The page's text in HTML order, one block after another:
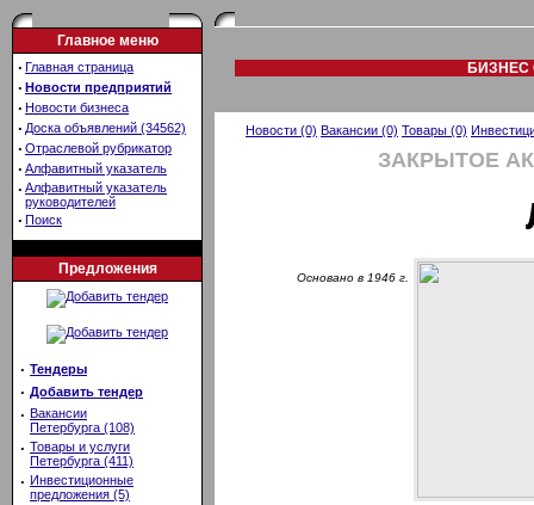
Главное меню
· Главная страница
· Новости предприятий
· Новости бизнеса
· Доска объявлений (34562)
· Отраслевой рубрикатор
· Алфавитный указатель
· Алфавитный указатель
руководителей
· Поиск
Предложения
· Тендеры
· Добавить тендер
· Вакансии
Петербурга (108)
· Товары и услуги
Петербурга (411)
· Инвестиционные
предложения (5)
БИЗНЕС
Новости (0) Вакансии (0) Товары (0)
ЗАКРЫТОЕ
Основано в 1946 г.